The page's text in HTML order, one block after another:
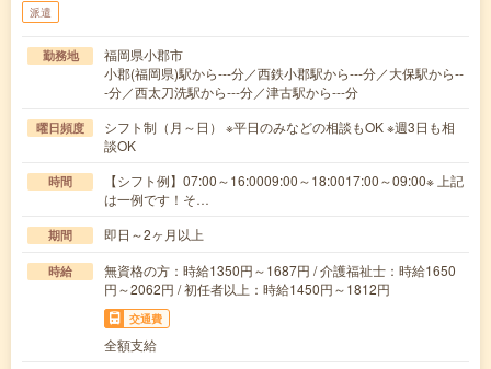
派遣
勤務地
福岡県小郡市
小郡(福岡県)駅から---分／西鉄小郡駅から---分／大保駅から--
-分／西太刀洗駅から---分／津古駅から---分
曜日頻度
シフト制（月～日） ※平日のみなどの相談もOK ※週3日も相
談OK
時間
【シフト例】07:00～16:0009:00～18:0017:00～09:00※ 上記
は一例です！そ…
期間 即日～2ヶ月以上
時給
無資格の方：時給1350円～1687円 / 介護福祉士：時給1650
円～2062円 / 初任者以上：時給1450円～1812円
交通費
全額支給